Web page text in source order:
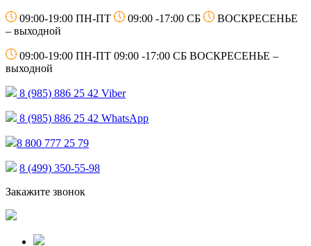
09:00-19:00 ПН-ПТ 09:00 -17:00 СБ
ВОСКРЕСЕНЬЕ
– выходной
09:00-19:00 ПН-ПТ 09:00 -17:00 СБ ВОСКРЕСЕНЬЕ –
выходной
8 (985) 886 25 42 Viber
8 (985) 886 25 42 WhatsApp
8 800 777 25 79
8 (499) 350-55-98
Закажите звонок